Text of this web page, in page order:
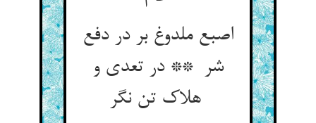
اصبع ملدوغ بر در دفع
شر ** در تعدی و